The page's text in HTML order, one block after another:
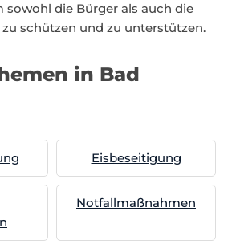
sowohl die Bürger als auch die
schützen und zu unterstützen.
in Bad
Eisbeseitigung
Notfallmaßnahmen